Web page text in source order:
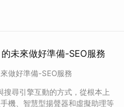
未來做好準備-SEO服務
做好準備-SEO服務
尋引擎互動的方式，從根本上
機、智慧型揚聲器和虛擬助理等